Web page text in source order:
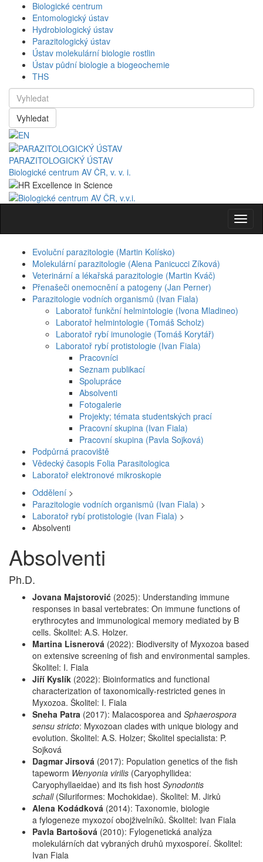
Biologické centrum
Entomologický ústav
Hydrobiologický ústav
Parazitologický ústav
Ústav molekulární biologie rostlin
Ústav půdní biologie a biogeochemie
THS
Vyhledat
PARAZITOLOGICKÝ ÚSTAV
Biologické centrum AV ČR, v. v. i.
Evoluční parazitologie (Martin Kolísko)
Molekulární parazitologie (Alena Panicucci Zíková)
Veterinární a lékařská parazitologie (Martin Kváč)
Přenašeči onemocnění a patogeny (Jan Perner)
Parazitologie vodních organismů (Ivan Fiala)
Laboratoř funkční helmintologie (Ivona Mladineo)
Laboratoř helmintologie (Tomáš Scholz)
Laboratoř rybí imunologie (Tomáš Korytář)
Laboratoř rybí protistologie (Ivan Fiala)
Pracovníci
Seznam publikací
Spolupráce
Absolventi
Fotogalerie
Projekty; témata studentských prací
Pracovní skupina (Ivan Fiala)
Pracovní skupina (Pavla Sojková)
Podpůrná pracoviště
Vědecký časopis Folia Parasitologica
Laboratoř elektronové mikroskopie
Oddělení >
Parazitologie vodních organismů (Ivan Fiala) >
Laboratoř rybí protistologie (Ivan Fiala) >
Absolventi
Absolventi
Ph.D.
Jovana Majstorović (2025): Understanding immune
responses in basal vertebrates: On immune functions of
erythrocytes and immunological memory mediated by B
cells. Školitel: A.S. Holzer.
Martina Lisnerová (2022): Biodiversity of Myxozoa based
on extensive screening of fish and environmental samples.
Školitel: I. Fiala
Jiří Kyslík (2022): Bioinformatics and functional
characterization of taxonomically-restricted genes in
Myxozoa. Školitel: I. Fiala
Sneha Patra (2017): Malacosporea and Sphaerospora
sensu stricto: Myxozoan clades with unique biology and
evolution. Školitel: A.S. Holzer; Školitel specialista: P.
Sojková
Dagmar Jirsová (2017): Population genetics of the fish
tapeworm Wenyonia virilis (Caryophyllidea:
Caryophyllaeidae) and its fish host Synodontis
schall(Siluriformes: Mochokidae). Školitel: M. Jirků
Alena Kodádková (2014): Taxonomie, biologie
a fylogeneze myxozoí obojživelníků. Školitel: Ivan Fiala
Pavla Bartošová (2010): Fylogenetická analýza
molekulárních dat vybraných druhů myxosporeí. Školitel:
Ivan Fiala